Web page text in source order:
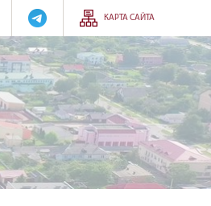
КАРТА САЙТА